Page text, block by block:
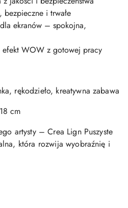
i trwałe
ekranów – spokojna,
efekt WOW z gotowej pracy
rękodzieło, kreatywna zabawa
cm
artysty – Crea Lign Puszyste
która rozwija wyobraźnię i